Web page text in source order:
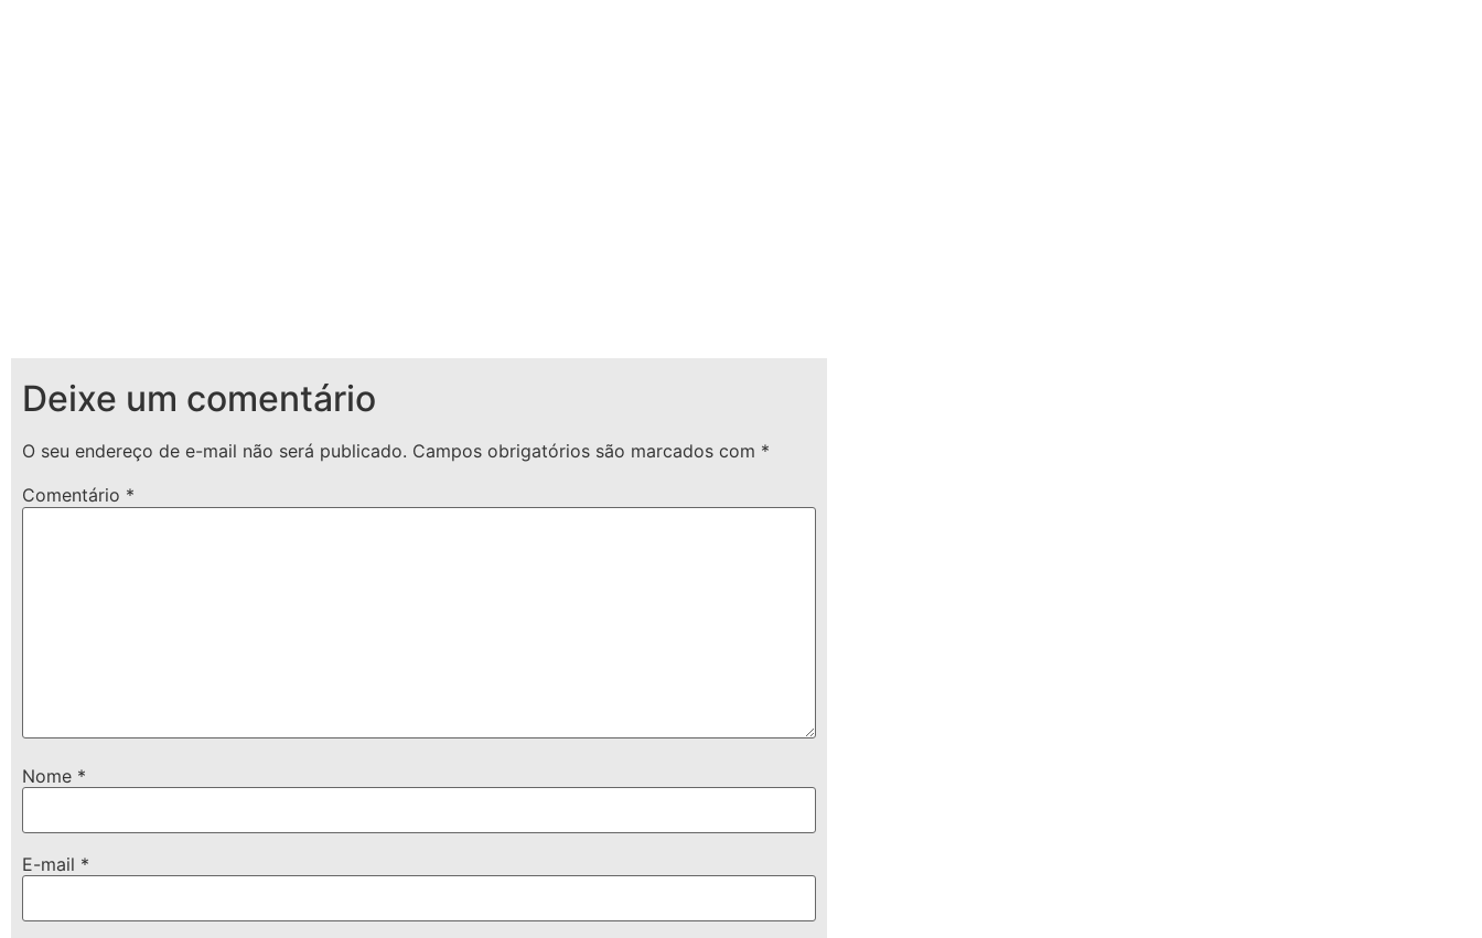
Deixe um comentário
O seu endereço de e-mail não será publicado. Campos obrigatórios são marcados com *
Comentário *
Nome *
E-mail *